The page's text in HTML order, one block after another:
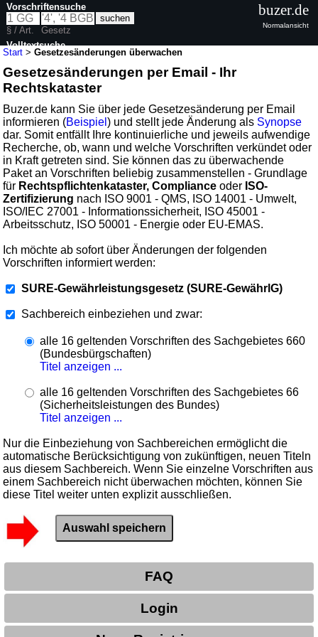
Start >Gesetzesänderungen überwachen
Gesetzesänderungen per Email - Ihr
Rechtskataster
Buzer.de kann Sie über jede Gesetzesänderung per Email
informieren (Beispiel) und stellt jede Änderung als Synopse
dar. Somit entfällt Ihre kontinuierliche und jeweils aufwendige
Recherche, ob, wann und welche Vorschriften verkündet oder
in Kraft getreten sind. Sie können das zu überwachende
Paket an Vorschriften beliebig zusammenstellen - Grundlage
für Rechtspflichtenkataster, Compliance oder ISO-
Zertifizierung nach ISO 9001 - QMS, ISO 14001 - Umwelt,
ISO/IEC 27001 - Informationssicherheit, ISO 45001 -
Arbeitsschutz, ISO 50001 - Energie oder EU-EMAS.
Ich möchte ab sofort über Änderungen der folgenden
Vorschriften informiert werden:
SURE-Gewährleistungsgesetz (SURE-GewährlG)
Sachbereich einbeziehen und zwar:
alle 16 geltenden Vorschriften des Sachgebietes 660
(Bundesbürgschaften)
Titel anzeigen ...
alle 16 geltenden Vorschriften des Sachgebietes 66
(Sicherheitsleistungen des Bundes)
Titel anzeigen ...
Nur die Einbeziehung von Sachbereichen ermöglicht die
automatische Berücksichtigung von zukünftigen, neuen Titeln
aus diesem Sachbereich. Wenn Sie einzelne Vorschriften aus
einem Sachbereich nicht überwachen möchten, können Sie
diese Titel weiter unten explizit ausschließen.
FAQ
Login
Vorschriftensuche
§ / Art.
Gesetz
Volltextsuche
buzer.de
Normalansicht